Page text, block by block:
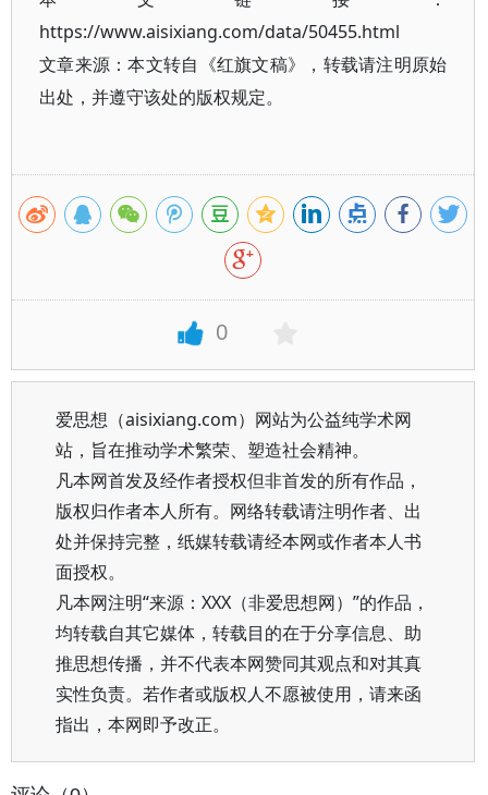
https://www.aisixiang.com/data/50455.html
文章来源：本文转自《红旗文稿》，转载请注明原始
出处，并遵守该处的版权规定。
0
爱思想（aisixiang.com）网站为公益纯学术网
站，旨在推动学术繁荣、塑造社会精神。
凡本网首发及经作者授权但非首发的所有作品，
版权归作者本人所有。网络转载请注明作者、出
处并保持完整，纸媒转载请经本网或作者本人书
面授权。
凡本网注明“来源：XXX（非爱思想网）”的作品，
均转载自其它媒体，转载目的在于分享信息、助
推思想传播，并不代表本网赞同其观点和对其真
实性负责。若作者或版权人不愿被使用，请来函
指出，本网即予改正。